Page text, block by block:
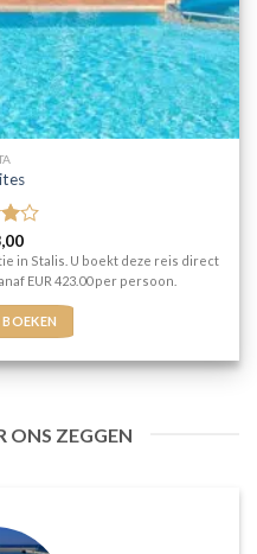
in Stalis. U boekt deze reis direct
EUR 423.00 per persoon.
BOEKEN
ONS ZEGGEN